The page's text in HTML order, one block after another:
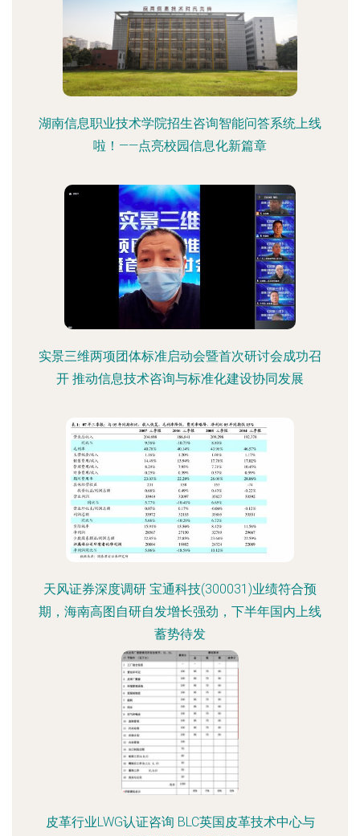
湖南信息职业技术学院招生咨询智能问答系统上线
啦！——点亮校园信息化新篇章
实景三维两项团体标准启动会暨首次研讨会成功召
开 推动信息技术咨询与标准化建设协同发展
天风证券深度调研 宝通科技(300031)业绩符合预
期，海南高图自研自发增长强劲，下半年国内上线
蓄势待发
皮革行业LWG认证咨询 BLC英国皮革技术中心与